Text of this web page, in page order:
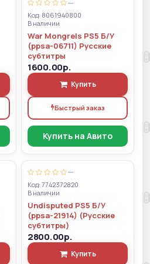
—
Код: 8061940800
В наличии
War Mongrels PS5 Б/У
(ppsa-06711) Русские
субтитры
1600.00р.
Купить
Быстрый заказ
Купить на Авито
—
Код: 7742372820
В наличии
Undisputed PS5 Б/У
(ppsa-21914) (Русские
субтитры)
2800.00р.
Купить